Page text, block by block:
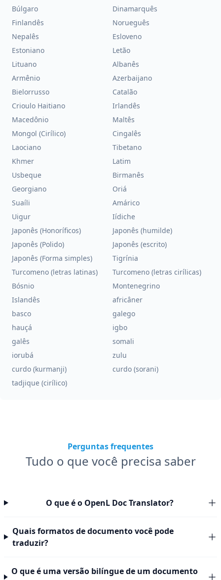
Búlgaro
Dinamarquês
Finlandês
Norueguês
Nepalês
Esloveno
Estoniano
Letão
Lituano
Albanês
Armênio
Azerbaijano
Bielorrusso
Catalão
Crioulo Haitiano
Irlandês
Macedônio
Maltês
Mongol (Cirílico)
Cingalês
Laociano
Tibetano
Khmer
Latim
Usbeque
Birmanês
Georgiano
Oriá
Suaíli
Amárico
Uigur
Iídiche
Japonês (Honoríficos)
Japonês (humilde)
Japonês (Polido)
Japonês (escrito)
Japonês (Forma simples)
Tigrínia
Turcomeno (letras latinas)
Turcomeno (letras cirílicas)
Bósnio
Montenegrino
Islandês
africâner
basco
galego
hauçá
igbo
galês
somali
iorubá
zulu
curdo (kurmanji)
curdo (sorani)
tadjique (cirílico)
Perguntas frequentes
Tudo o que você precisa saber
O que é o OpenL Doc Translator?
Quais formatos de documento você pode
traduzir?
O que é uma versão bilíngue de um documento